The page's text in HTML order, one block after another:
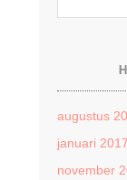
augustus
januari 2017
november